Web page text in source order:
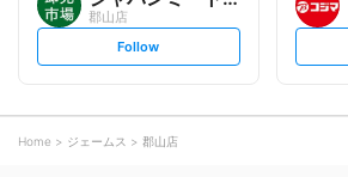
郡山店
s
t
o
w
Follow
Home ジェームス 郡山店